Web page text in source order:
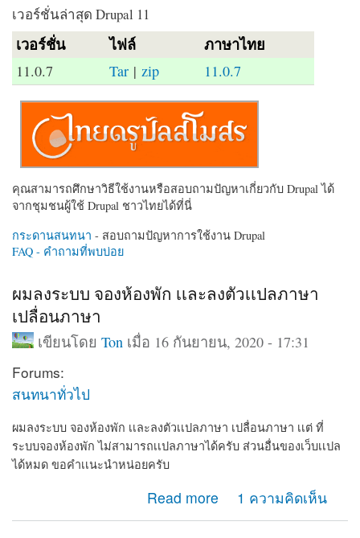
เวอร์ชั่นล่าสุด Drupal 11
เวอร์ชั่น ไฟล์ ภาษาไทย
11.0.7 Tar | zip 11.0.7
คุณสามารถศึกษาวิธีใช้งานหรือสอบถามปัญหาเกี่ยวกับ Drupal ได้
จากชุมชนผู้ใช้ Drupal ชาวไทยได้ที่นี่
กระดานสนทนา - สอบถามปัญหาการใช้งาน Drupal
FAQ - คำถามที่พบบ่อย
ผมลงระบบ จองห้องพัก เเละลงตัวเเปลภาษา
เปลื่อนภาษา
เขียนโดย Ton เมื่อ 16 กันยายน, 2020 - 17:31
Forums:
สนทนาทั่วไป
ผมลงระบบ จองห้องพัก เเละลงตัวเเปลภาษา เปลื่อนภาษา เเต่ ที่
ระบบจองห้องพัก ไม่สามารถเเปลภาษาได้ครับ ส่วนอื่นของเว็บเเปล
ได้หมด ขอคำเเนะนำหน่อยครับ
Read more
about ผมลงระบบ จองห้องพัก เเละลงตัวเเปลภาษา เปลื่อ
นภาษา
1 ความคิดเห็น